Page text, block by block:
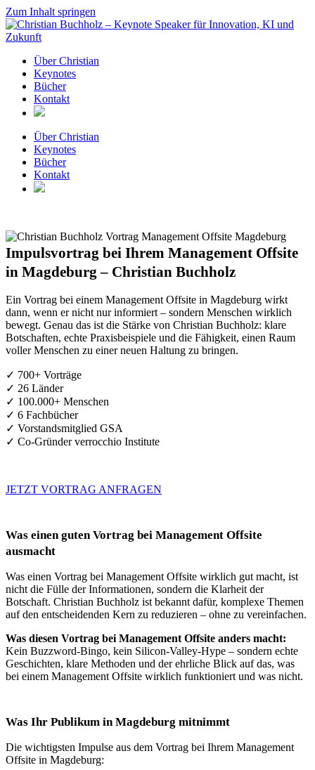
Zum Inhalt springen
Über Christian
Keynotes
Bücher
Kontakt
Über Christian
Keynotes
Bücher
Kontakt
Impulsvortrag bei Ihrem Management Offsite
in Magdeburg – Christian Buchholz
Ein Vortrag bei einem Management Offsite in Magdeburg wirkt
dann, wenn er nicht nur informiert – sondern Menschen wirklich
bewegt. Genau das ist die Stärke von Christian Buchholz: klare
Botschaften, echte Praxisbeispiele und die Fähigkeit, einen Raum
voller Menschen zu einer neuen Haltung zu bringen.
✓ 700+ Vorträge
✓ 26 Länder
✓ 100.000+ Menschen
✓ 6 Fachbücher
✓ Vorstandsmitglied GSA
✓ Co-Gründer verrocchio Institute
JETZT VORTRAG ANFRAGEN
Was einen guten Vortrag bei Management Offsite
ausmacht
Was einen Vortrag bei Management Offsite wirklich gut macht, ist
nicht die Fülle der Informationen, sondern die Klarheit der
Botschaft. Christian Buchholz ist bekannt dafür, komplexe Themen
auf den entscheidenden Kern zu reduzieren – ohne zu vereinfachen.
Was diesen Vortrag bei Management Offsite anders macht:
Kein Buzzword-Bingo, kein Silicon-Valley-Hype – sondern echte
Geschichten, klare Methoden und der ehrliche Blick auf das, was
bei einem Management Offsite wirklich funktioniert und was nicht.
Was Ihr Publikum in Magdeburg mitnimmt
Die wichtigsten Impulse aus dem Vortrag bei Ihrem Management
Offsite in Magdeburg: